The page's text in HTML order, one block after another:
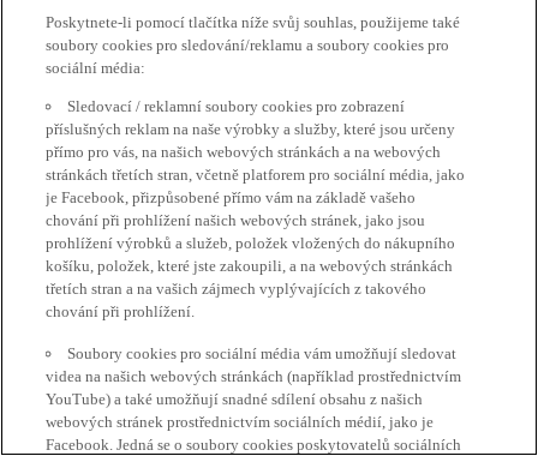
Poskytnete-li pomocí tlačítka níže svůj souhlas, použijeme také
soubory cookies pro sledování/reklamu a soubory cookies pro
sociální média:
Sledovací / reklamní soubory cookies pro zobrazení
příslušných reklam na naše výrobky a služby, které jsou určeny
přímo pro vás, na našich webových stránkách a na webových
stránkách třetích stran, včetně platforem pro sociální média, jako
je Facebook, přizpůsobené přímo vám na základě vašeho
chování při prohlížení našich webových stránek, jako jsou
prohlížení výrobků a služeb, položek vložených do nákupního
košíku, položek, které jste zakoupili, a na webových stránkách
třetích stran a na vašich zájmech vyplývajících z takového
chování při prohlížení.
Soubory cookies pro sociální média vám umožňují sledovat
videa na našich webových stránkách (například prostřednictvím
YouTube) a také umožňují snadné sdílení obsahu z našich
webových stránek prostřednictvím sociálních médií, jako je
Facebook. Jedná se o soubory cookies poskytovatelů sociálních